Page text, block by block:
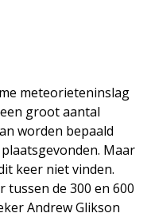
meteorieteninslag
groot aantal
worden bepaald
Maar
keer niet vinden.
tussen de 300 en 600
Andrew Glikson